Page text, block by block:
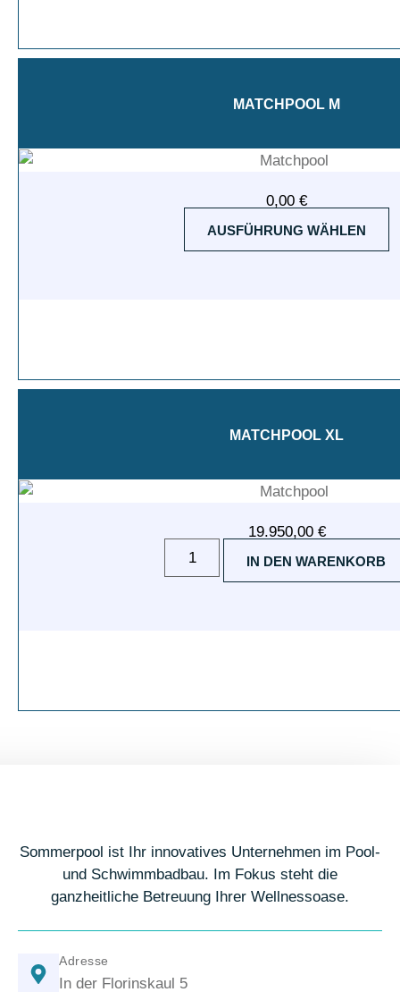
MATCHPOOL M
0,00 €
AUSFÜHRUNG WÄHLEN
MATCHPOOL XL
19.950,00 €
IN DEN WARENKORB
Sommerpool ist Ihr innovatives Unternehmen im Pool-
und Schwimmbadbau. Im Fokus steht die
ganzheitliche Betreuung Ihrer Wellnessoase.
Adresse
In der Florinskaul 5